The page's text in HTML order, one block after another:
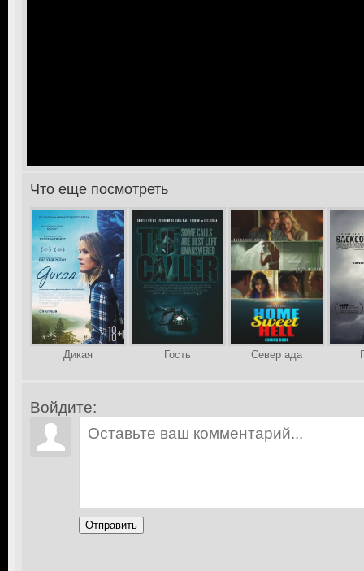
>Что еще посмотреть
Дикая Гость Север ада
Войдите:
Отправить